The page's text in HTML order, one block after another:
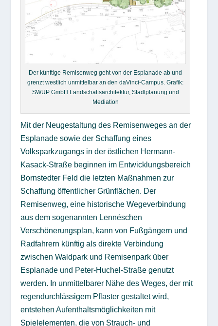
Der künftige Remisenweg geht von der Esplanade ab und
grenzt westlich unmittelbar an den daVinci-Campus. Grafik:
SWUP GmbH Landschaftsarchitektur, Stadtplanung und
Mediation
Mit der Neugestaltung des Remisenweges an der
Esplanade sowie der Schaffung eines
Volksparkzugangs in der östlichen Hermann-
Kasack-Straße beginnen im Entwicklungsbereich
Bornstedter Feld die letzten Maßnahmen zur
Schaffung öffentlicher Grünflächen. Der
Remisenweg, eine historische Wegeverbindung
aus dem sogenannten Lennéschen
Verschönerungsplan, kann von Fußgängern und
Radfahrern künftig als direkte Verbindung
zwischen Waldpark und Remisenpark über
Esplanade und Peter-Huchel-Straße genutzt
werden. In unmittelbarer Nähe des Weges, der mit
regendurchlässigem Pflaster gestaltet wird,
entstehen Aufenthaltsmöglichkeiten mit
Spielelementen, die von Strauch- und